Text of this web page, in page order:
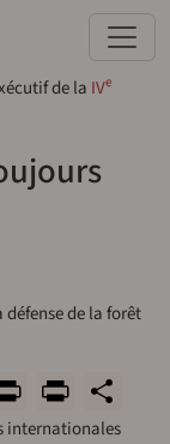
de la IVe
de la forêt
Print
internationales